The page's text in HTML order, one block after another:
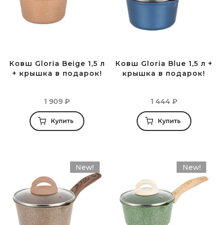
Ковш Gloria Beige 1,5 л
+ крышка в подарок!
1 909₽
Купить
Ковш Gloria Blue 1,5 л +
крышка в подарок!
1 444 ₽
Купить
New! New!